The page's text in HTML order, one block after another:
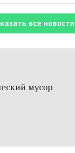
все новости
мусор